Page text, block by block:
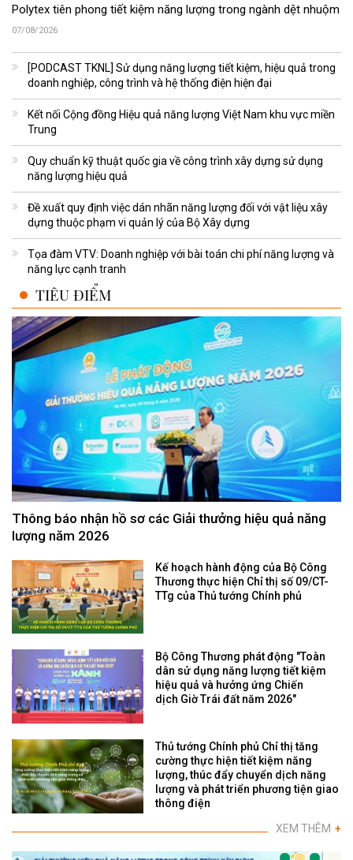
Polytex tiên phong tiết kiệm năng lượng trong ngành dệt nhuộm
07/08/2026
[PODCAST TKNL] Sử dụng năng lượng tiết kiệm, hiệu quả trong
doanh nghiệp, công trình và hệ thống điện hiện đại
Kết nối Cộng đồng Hiệu quả năng lượng Việt Nam khu vực miền
Trung
Quy chuẩn kỹ thuật quốc gia về công trình xây dựng sử dụng
năng lượng hiệu quả
Đề xuất quy định việc dán nhãn năng lượng đối với vật liệu xây
dựng thuộc phạm vi quản lý của Bộ Xây dựng
Tọa đàm VTV: Doanh nghiệp với bài toán chi phí năng lượng và
năng lực cạnh tranh
TIÊU ĐIỂM
Thông báo nhận hồ sơ các Giải thưởng hiệu quả năng
lượng năm 2026
Kế hoạch hành động của Bộ Công
Thương thực hiện Chỉ thị số 09/CT-
TTg của Thủ tướng Chính phủ
Bộ Công Thương phát động "Toàn
dân sử dụng năng lượng tiết kiệm
hiệu quả và hưởng ứng Chiến
dịch Giờ Trái đất năm 2026"
Thủ tướng Chính phủ Chỉ thị tăng
cường thực hiện tiết kiệm năng
lượng, thúc đẩy chuyển dịch năng
lượng và phát triển phương tiện giao
thông điện
XEM THÊM +